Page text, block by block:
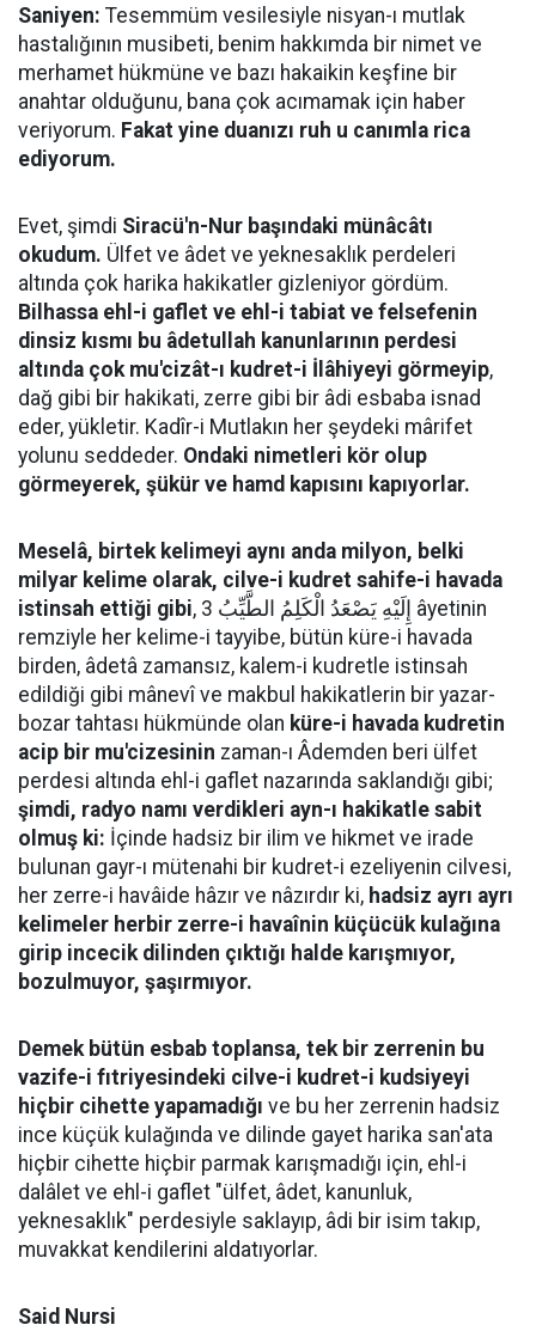
Saniyen: Tesemmüm vesilesiyle nisyan-ı mutlak
hastalığının musibeti, benim hakkımda bir nimet ve
merhamet hükmüne ve bazı hakaikin keşfine bir
anahtar olduğunu, bana çok acımamak için haber
veriyorum. Fakat yine duanızı ruh u canımla rica
ediyorum.
Evet, şimdi Siracü'n-Nur başındaki münâcâtı
okudum. Ülfet ve âdet ve yeknesaklık perdeleri
altında çok harika hakikatler gizleniyor gördüm.
Bilhassa ehl-i gaflet ve ehl-i tabiat ve felsefenin
dinsiz kısmı bu âdetullah kanunlarının perdesi
altında çok mu'cizât-ı kudret-i İlâhiyeyi görmeyip,
dağ gibi bir hakikati, zerre gibi bir âdi esbaba isnad
eder, yükletir. Kadîr-i Mutlakın her şeydeki mârifet
yolunu seddeder. Ondaki nimetleri kör olup
görmeyerek, şükür ve hamd kapısını kapıyorlar.
Meselâ, birtek kelimeyi aynı anda milyon, belki
milyar kelime olarak, cilve-i kudret sahife-i havada
istinsah ettiği gibi, إِلَيْهِ يَصْعَدُ الْكَلِمُ الطَّيِّبُ 3 âyetinin
remziyle her kelime-i tayyibe, bütün küre-i havada
birden, âdetâ zamansız, kalem-i kudretle istinsah
edildiği gibi mânevî ve makbul hakikatlerin bir yazar-
bozar tahtası hükmünde olan küre-i havada kudretin
acip bir mu'cizesinin zaman-ı Âdemden beri ülfet
perdesi altında ehl-i gaflet nazarında saklandığı gibi;
şimdi, radyo namı verdikleri ayn-ı hakikatle sabit
olmuş ki: İçinde hadsiz bir ilim ve hikmet ve irade
bulunan gayr-ı mütenahi bir kudret-i ezeliyenin cilvesi,
her zerre-i havâide hâzır ve nâzırdır ki, hadsiz ayrı ayrı
kelimeler herbir zerre-i havaînin küçücük kulağına
girip incecik dilinden çıktığı halde karışmıyor,
bozulmuyor, şaşırmıyor.
Demek bütün esbab toplansa, tek bir zerrenin bu
vazife-i fıtriyesindeki cilve-i kudret-i kudsiyeyi
hiçbir cihette yapamadığı ve bu her zerrenin hadsiz
ince küçük kulağında ve dilinde gayet harika san'ata
hiçbir cihette hiçbir parmak karışmadığı için, ehl-i
dalâlet ve ehl-i gaflet "ülfet, âdet, kanunluk,
yeknesaklık" perdesiyle saklayıp, âdi bir isim takıp,
muvakkat kendilerini aldatıyorlar.
Said Nursi